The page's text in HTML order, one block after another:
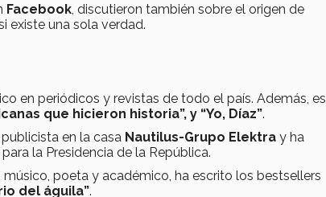
Facebook, discutieron también sobre el origen de
existe una sola verdad.
en periódicos y revistas de todo el país. Además, es
que hicieron historia”, y “Yo, Díaz”.
en la casa Nautilus-Grupo Elektra y ha
la Presidencia de la República.
poeta y académico, ha escrito los bestsellers
del águila”.